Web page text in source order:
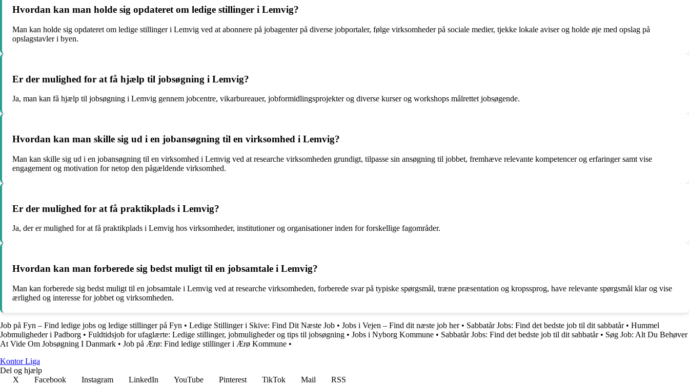
Hvordan kan man holde sig opdateret om ledige stillinger i Lemvig?
Man kan holde sig opdateret om ledige stillinger i Lemvig ved at abonnere på jobagenter på diverse jobportaler, følge virksomheder på sociale medier, tjekke lokale aviser og holde øje med opslag på
opslagstavler i byen.
Er der mulighed for at få hjælp til jobsøgning i Lemvig?
Ja, man kan få hjælp til jobsøgning i Lemvig gennem jobcentre, vikarbureauer, jobformidlingsprojekter og diverse kurser og workshops målrettet jobsøgende.
Hvordan kan man skille sig ud i en jobansøgning til en virksomhed i Lemvig?
Man kan skille sig ud i en jobansøgning til en virksomhed i Lemvig ved at researche virksomheden grundigt, tilpasse sin ansøgning til jobbet, fremhæve relevante kompetencer og erfaringer samt vise
engagement og motivation for netop den pågældende virksomhed.
Er der mulighed for at få praktikplads i Lemvig?
Ja, der er mulighed for at få praktikplads i Lemvig hos virksomheder, institutioner og organisationer inden for forskellige fagområder.
Hvordan kan man forberede sig bedst muligt til en jobsamtale i Lemvig?
Man kan forberede sig bedst muligt til en jobsamtale i Lemvig ved at researche virksomheden, forberede svar på typiske spørgsmål, træne præsentation og kropssprog, have relevante spørgsmål klar og vise
ærlighed og interesse for jobbet og virksomheden.
Job på Fyn – Find ledige jobs og ledige stillinger på Fyn • Ledige Stillinger i Skive: Find Dit Næste Job • Jobs i Vejen – Find dit næste job her• Sabbatår Jobs: Find det bedste job til dit sabbatår• Hummel
Jobmuligheder i Padborg • Fuldtidsjob for ufaglærte: Ledige stillinger, jobmuligheder og tips til jobsøgning • Jobs i Nyborg Kommune • Sabbatår Jobs: Find det bedste job til dit sabbatår• Søg Job: Alt Du Behøver
At Vide Om Jobsøgning I Danmark • Job på Ærø: Find ledige stillinger i Ærø Kommune •
KontorLiga
Del og hjælp
X
Facebook Instagram LinkedIn YouTube Pinterest TikTok Mail
RSS